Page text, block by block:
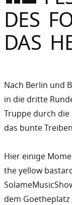
Sommer
Gebloggt
DES
DAS
Nach Berlin und
in die dritte
Truppe durch
das bunte
Hier einige
the yellow
dem Goetheplatz